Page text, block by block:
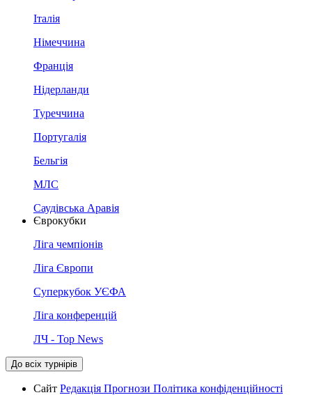
Італія
Німеччина
Франція
Нідерланди
Туреччина
Португалія
Бельгія
МЛС
Саудівська Аравія
Єврокубки
Ліга чемпіонів
Ліга Європи
Суперкубок УЄФА
Ліга конференцій
ЛЧ - Top News
До всіх турнірів
Сайт Редакція Прогнози Політика конфіденційності